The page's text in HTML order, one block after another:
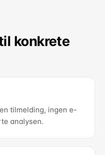
konkrete
tilmelding, ingen e-
analysen.